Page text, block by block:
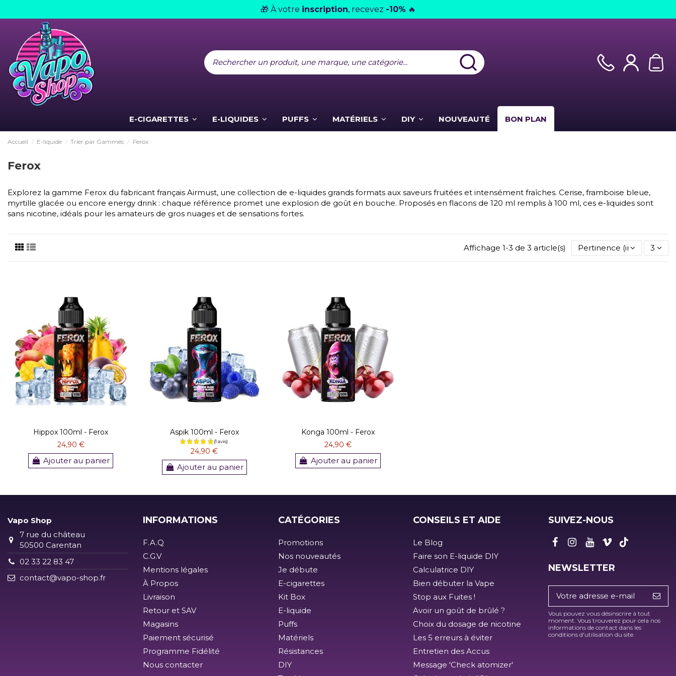
🎁 À votre inscription, recevez -10% 🔥
E-CIGARETTES E-LIQUIDES PUFFS MATÉRIELS DIY NOUVEAUTÉ BON PLAN
Accueil E-liquide Trier par Gammes Ferox
Ferox
Explorez la gamme Ferox du fabricant français Airmust, une collection de e-liquides grands formats aux saveurs fruitées et intensément fraîches. Cerise, framboise bleue,
myrtille glacée ou encore energy drink : chaque référence promet une explosion de goût en bouche. Proposés en flacons de 120 ml remplis à 100 ml, ces e-liquides sont
sans nicotine, idéals pour les amateurs de gros nuages et de sensations fortes.
Affichage 1-3 de 3 article(s) Pertinence (inverse)
3
Hippox 100ml - Ferox
24,90 €
Ajouter au panier
Aspik 100ml - Ferox
24,90 €
Ajouter au panier
Konga 100ml - Ferox
24,90 €
Ajouter au panier
Vapo Shop
7 rue du château
50500 Carentan
02 33 22 83 47
contact@vapo-shop.fr
INFORMATIONS
F.A.Q
C.G.V
Mentions légales
À Propos
Livraison
Retour et SAV
Magasins
Paiement sécurisé
Programme Fidélité
Nous contacter
CATÉGORIES
Promotions
Nos nouveautés
Je débute
E-cigarettes
Kit Box
E-liquide
Puffs
Matériels
Résistances
DIY
CONSEILS ET AIDE
Le Blog
Faire son E-liquide DIY
Calculatrice DIY
Bien débuter la Vape
Stop aux Fuites !
Avoir un goût de brûlé ?
Choix du dosage de nicotine
Les 5 erreurs à éviter
Entretien des Accus
Message 'Check atomizer'
SUIVEZ-NOUS
NEWSLETTER
Vous pouvez vous désinscrire à tout
moment. Vous trouverez pour cela nos
informations de contact dans les
conditions d'utilisation du site.